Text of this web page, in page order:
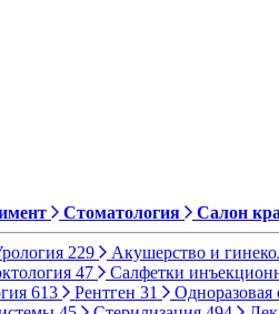
Стоматология Салон
229 Акушерство и
47 Салфетки
613 Рентген 31 Одноразовая